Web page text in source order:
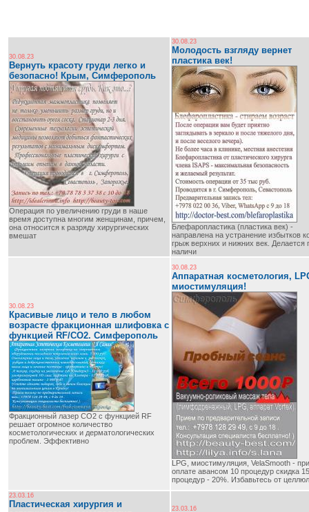
30.08.23
Вернуть красоту груди легко и
безопасно! Крым, Симферополь
Операция по увеличению груди в наше
время доступна многим женщинам, причем,
она относится к разряду хирургических
вмешат
30.08.23
Молодость взгляду вернет
пластика век!
Блефаропластика (пластика век) -
направлена на устранение избытков
грыж верхних и нижних век. Делается
наличи
30.08.23
Красивые лицо и тело в любом
возрасте фракционная шлифовка с
функцией RF/CO2. Cимферополь
Фракционный лазер CO2 с функцией RF
решает огромное количество
косметологических и дерматологических
проблем. Эффективно
30.08.23
Аппаратная косметология,
миостимуляция!
LPG, миостимуляция, VelaSmooth - при
оплате авансом 10 процедур скидка
процедур - 20%. Избавьтесь от
23.03.16
Пластическая хирургия и
23.03.16